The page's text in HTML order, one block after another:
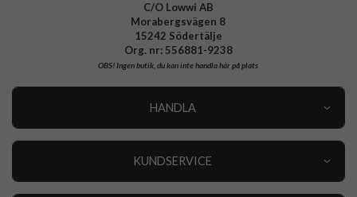
C/O Lowwi AB
Morabergsvägen 8
15242 Södertälje
Org. nr: 556881-9238
OBS!Ingen butik, du kan inte handla här på plats
HANDLA
KUNDSERVICE